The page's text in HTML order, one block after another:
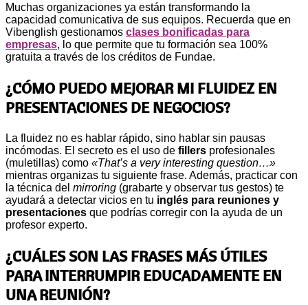
Muchas organizaciones ya están transformando la
capacidad comunicativa de sus equipos. Recuerda que en
Vibenglish gestionamos clases bonificadas para
empresas, lo que permite que tu formación sea 100%
gratuita a través de los créditos de Fundae.
¿CÓMO PUEDO MEJORAR MI FLUIDEZ EN
PRESENTACIONES DE NEGOCIOS?
La fluidez no es hablar rápido, sino hablar sin pausas
incómodas. El secreto es el uso de fillers profesionales
(muletillas) como «That’s a very interesting question…»
mientras organizas tu siguiente frase. Además, practicar con
la técnica del mirroring (grabarte y observar tus gestos) te
ayudará a detectar vicios en tu inglés para reuniones y
presentaciones que podrías corregir con la ayuda de un
profesor experto.
¿CUÁLES SON LAS FRASES MÁS ÚTILES
PARA INTERRUMPIR EDUCADAMENTE EN
UNA REUNIÓN?